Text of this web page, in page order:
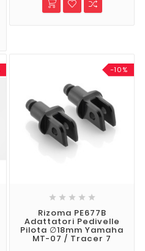
-10%
    
Rizoma PE677B
Adattatori Pedivelle
Pilota ∅18mm Yamaha
MT-07 / Tracer 7